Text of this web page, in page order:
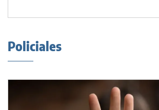
Policiales